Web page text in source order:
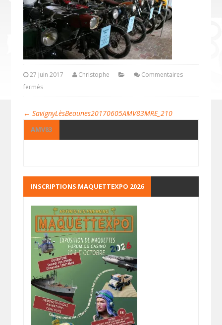
27 juin 2017 Christophe
Commentaires
fermés
← SavignyLèsBeaunes20170605AMV83MRE_210
AMV83
INSCRIPTIONS MAQUETTEXPO 2026